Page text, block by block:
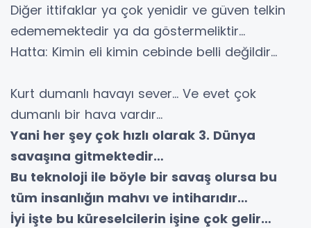
Diğer ittifaklar ya çok yenidir ve güven telkin
edememektedir ya da göstermeliktir…
Hatta: Kimin eli kimin cebinde belli değildir…
Kurt dumanlı havayı sever… Ve evet çok
dumanlı bir hava vardır…
Yani her şey çok hızlı olarak 3. Dünya
savaşına gitmektedir…
Bu teknoloji ile böyle bir savaş olursa bu
tüm insanlığın mahvı ve intiharıdır…
İyi işte bu küreselcilerin işine çok gelir…